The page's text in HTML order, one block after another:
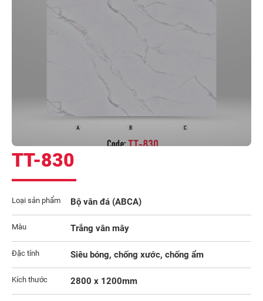
TT-830
Loại sản phẩm Bộ vân đá (ABCA)
Màu Trắng vân mây
Đặc tính Siêu bóng, chống xước, chống ẩm
Kích thước 2800 x 1200mm